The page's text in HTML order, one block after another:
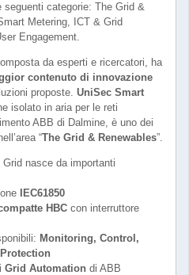
seguenti categorie: The Grid &
Metering, ICT & Grid
Engagement.
da esperti e ricercatori, ha
contenuto di innovazione
proposte. UniSec Smart
isolato in aria per le reti
ABB di Dalmine, è uno dei
“The Grid & Renewables”.
nasce da importanti
IEC61850
HBC con interruttore
Monitoring, Control,
Grid Automation di ABB